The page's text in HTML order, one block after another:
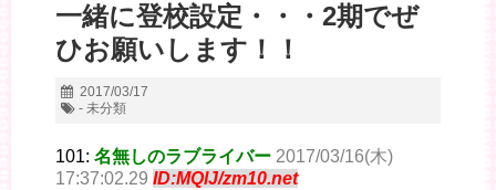
一緒に登校設定・・・2期でぜ
ひお願いします！！
2017/03/17
- 未分類
101: 名無しのラブライバー 2017/03/16(木)
17:37:02.29 ID:MQlJ/zm10.net